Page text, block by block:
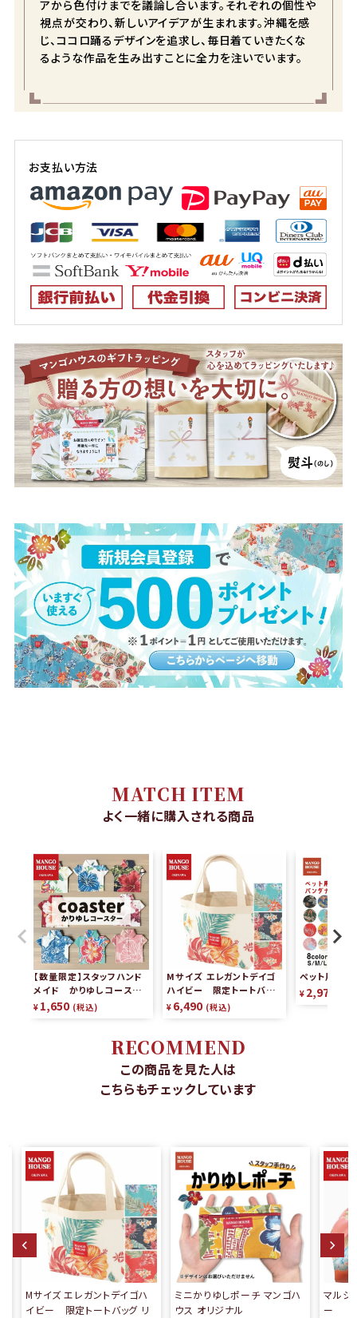
ネイビー
M 店舗取り寄せ申請
レッド
在庫数1 カートに入れる
アから色付けまでを議論し合います。それぞれの個性や
視点が交わり、新しいアイデアが生まれます。沖縄を感
じ、ココロ踊るデザインを追求し、毎日着ていきたくな
るような作品を生み出すことに全力を注いでいます。
お支払い方法
MATCH ITEM
よく一緒に購入される商品
【数量限定】スタッフハンド
メイド かりゆしコースタ
ー（2枚組）
¥ 1,650 税込
Mサイズ エレガントデイゴ
ハイビー 限定トートバッグ
リバーシブル
¥ 6,490 税込
ペット用かり
¥ 2,970
RECOMMEND
この商品を見た人は
こちらもチェックしています
ミニかりゆしポーチ マンゴハ
ウス オリジナル
マルシェバック ブライトハイビ
ー